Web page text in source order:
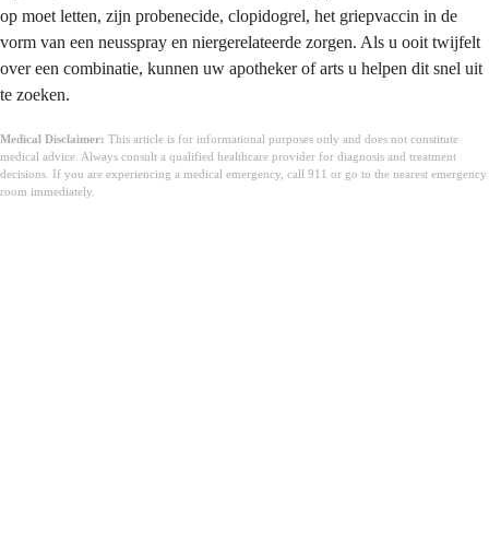
op moet letten, zijn probenecide, clopidogrel, het griepvaccin in de
vorm van een neusspray en niergerelateerde zorgen. Als u ooit twijfelt
over een combinatie, kunnen uw apotheker of arts u helpen dit snel uit
te zoeken.
Medical Disclaimer: This article is for informational purposes only and does not constitute
medical advice. Always consult a qualified healthcare provider for diagnosis and treatment
decisions. If you are experiencing a medical emergency, call 911 or go to the nearest emergency
room immediately.